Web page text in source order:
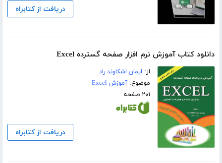
دریافت از کتابراه
دانلود کتاب آموزش نرم افزار صفحه گسترده Excel
از: ایمان اشکاوند راد
موضوع:آموزش Excel
۲۰۱ صفحه
دریافت از کتابراه